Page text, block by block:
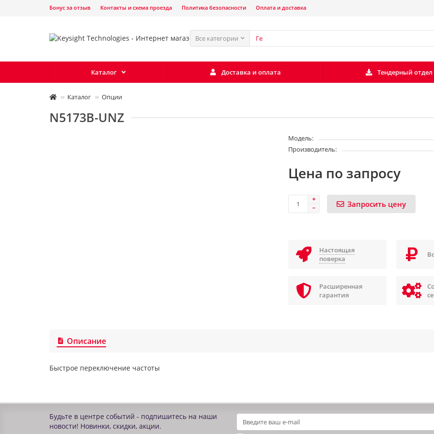
Бонус за отзыв Контакты и схема проезда Политика безопасности Оплата и доставка
Все категории
Каталог Доставка и оплата Тендерный отдел
Каталог Опции
N5173B-UNZ
Модель:
Производитель:
Цена по запросу
Запросить цену
Настоящая
поверка
Расширенная
гарантия
Описание
Быстрое переключение частоты
Будьте в центре событий - подпишитесь на наши
новости! Новинки, скидки, акции.